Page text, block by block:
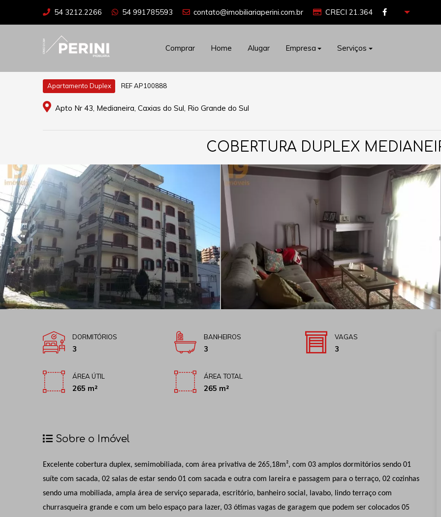
54 3212.2266 54 991785593 contato@imobiliariaperini.com.br CRECI 21.364
Comprar Home Alugar Empresa Serviços
Apartamento Duplex REF AP100888
Apto Nr 43, Medianeira, Caxias do Sul, Rio Grande do Sul
COBERTURA DUPLEX
DORMITÓRIOS
3
BANHEIROS
3
VAGAS
3
ÁREA ÚTIL
265 m²
ÁREA TOTAL
265 m²
Sobre o Imóvel
Excelente cobertura duplex, semimobiliada, com área privativa de 265,18m², com 03 amplos dormitórios sendo 01
suíte com sacada, 02 salas de estar sendo 01 com sacada e outra com lareira e passagem para o terraço, 02 cozinhas
sendo uma mobiliada, ampla área de serviço separada, escritório, banheiro social, lavabo, lindo terraço com
churrasqueira grande e com um belo espaço para lazer, 03 ótimas vagas de garagem que podem ser colocados 05